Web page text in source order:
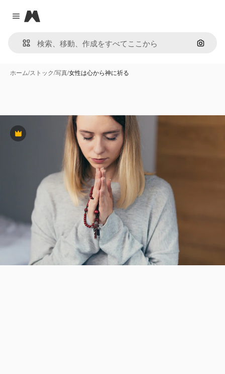
Close menu
Magnific
画像で
ホーム/ストック/写真/女性は心から神に祈る
Premium